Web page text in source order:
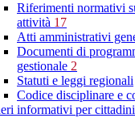
Riferimenti normativi
attività 17
Atti amministrativi
Documenti di
gestionale 2
Statuti e leggi regionali
Codice disciplinare e
informativi per